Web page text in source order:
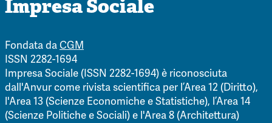
Impresa Sociale
Fondata daCGM
ISSN 2282-1694
Impresa Sociale (ISSN 2282-1694) è riconosciuta
dall'Anvur come rivista scientifica per l’Area 12 (Diritto),
l'Area 13 (Scienze Economiche e Statistiche), l’Area 14
(Scienze Politiche e Sociali) e l'Area 8 (Architettura)